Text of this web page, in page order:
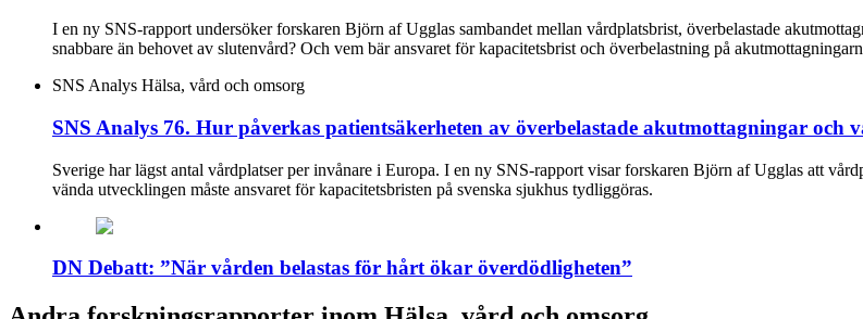
I en ny SNS-rapport undersöker forskaren Björn af Ugglas sambandet mellan vårdplatsbrist, överbelastade
snabbare än behovet av slutenvård? Och vem bär ansvaret för kapacitetsbrist och överbelastning på
SNS Analys Hälsa, vård och omsorg
SNS Analys 76. Hur påverkas patientsäkerheten av överbelastade akutmottagningar och
Sverige har lägst antal vårdplatser per invånare i Europa. I en ny SNS-rapport visar forskaren Björn af Ugglas att
vända utvecklingen måste ansvaret för kapacitetsbristen på svenska sjukhus tydliggöras.
DN Debatt: ”När vården belastas för hårt ökar överdödligheten”